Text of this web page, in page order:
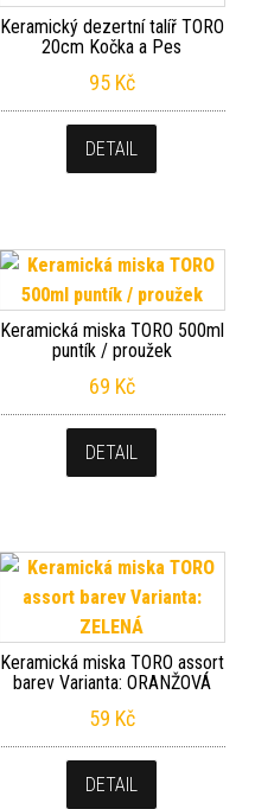
Keramický dezertní talíř TORO
20cm Kočka a Pes
95 Kč
DETAIL
Keramická miska TORO 500ml
puntík / proužek
69 Kč
DETAIL
Keramická miska TORO assort
barev Varianta: ORANŽOVÁ
59 Kč
DETAIL